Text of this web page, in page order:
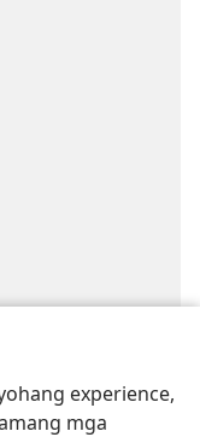
experience,
mga